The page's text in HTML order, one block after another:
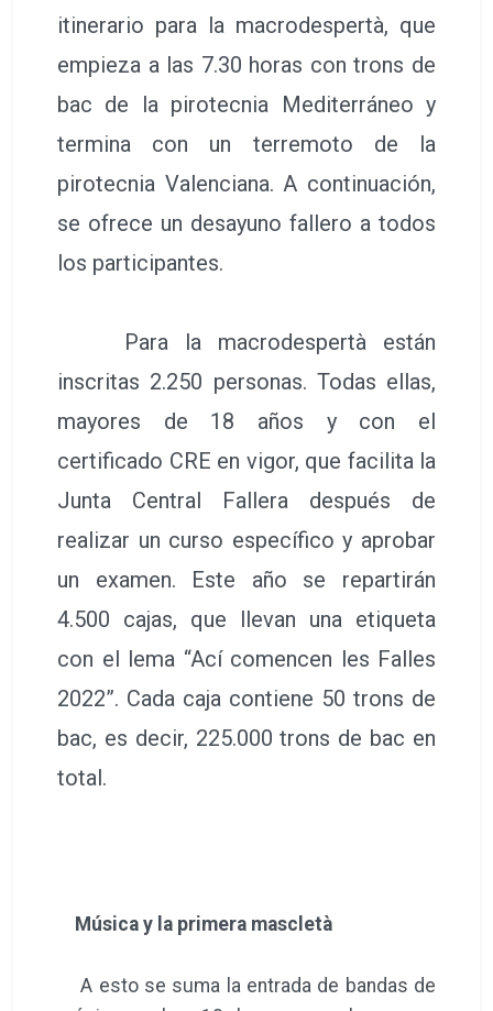
itinerario para la macrodespertà, que
empieza a las 7.30 horas con trons de
bac de la pirotecnia Mediterráneo y
termina con un terremoto de la
pirotecnia Valenciana. A continuación,
se ofrece un desayuno fallero a todos
los participantes.
Para la macrodespertà están
inscritas 2.250 personas. Todas ellas,
mayores de 18 años y con el
certificado CRE en vigor, que facilita la
Junta Central Fallera después de
realizar un curso específico y aprobar
un examen. Este año se repartirán
4.500 cajas, que llevan una etiqueta
con el lema “Ací comencen les Falles
2022”. Cada caja contiene 50 trons de
bac, es decir, 225.000 trons de bac en
total.
Música y la primera mascletà
A esto se suma la entrada de bandas de